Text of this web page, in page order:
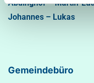
Abdinghof–Martin-
Johannes – Lukas
Gemeindebüro